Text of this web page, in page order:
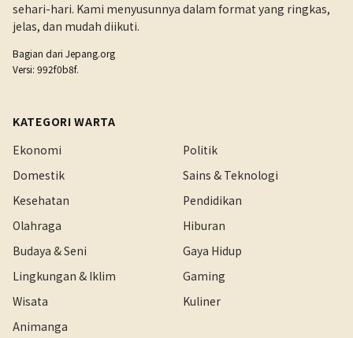
sehari-hari. Kami menyusunnya dalam format yang ringkas,
jelas, dan mudah diikuti.
Bagian dari Jepang.org
Versi: 992f0b8f.
KATEGORI WARTA
Ekonomi
Politik
Domestik
Sains & Teknologi
Kesehatan
Pendidikan
Olahraga
Hiburan
Budaya & Seni
Gaya Hidup
Lingkungan & Iklim
Gaming
Wisata
Kuliner
Animanga